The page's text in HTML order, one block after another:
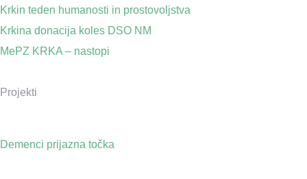
Krkin teden humanosti in prostovoljstva
Krkina donacija koles DSO NM
MePZ KRKA – nastopi
Projekti
Demenci prijazna točka